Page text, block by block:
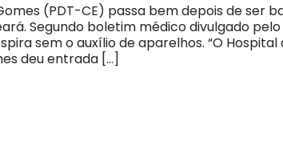
(PDT-CE) passa bem depois de ser
Segundo boletim médico divulgado
sem o auxílio de aparelhos. “O
deu entrada […]